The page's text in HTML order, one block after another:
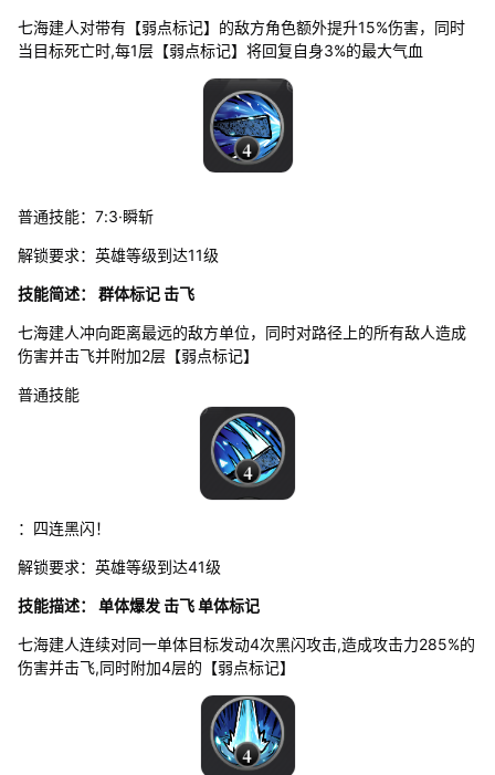
七海建人对带有【弱点标记】的敌方角色额外提升15%伤害，同时
当目标死亡时,每1层【弱点标记】将回复自身3%的最大气血
普通技能：7:3·瞬斩
解锁要求：英雄等级到达11级
技能简述： 群体标记 击飞
七海建人冲向距离最远的敌方单位，同时对路径上的所有敌人造成
伤害并击飞并附加2层【弱点标记】
普通技能
：四连黑闪！
解锁要求：英雄等级到达41级
技能描述： 单体爆发 击飞 单体标记
七海建人连续对同一单体目标发动4次黑闪攻击,造成攻击力285%的
伤害并击飞,同时附加4层的【弱点标记】